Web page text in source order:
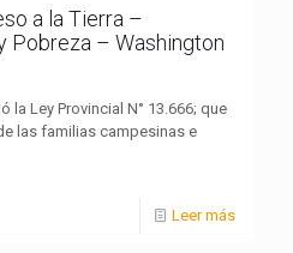
a la Tierra –
Pobreza – Washington
la Ley Provincial N° 13.666; que
las familias campesinas e
Leer más